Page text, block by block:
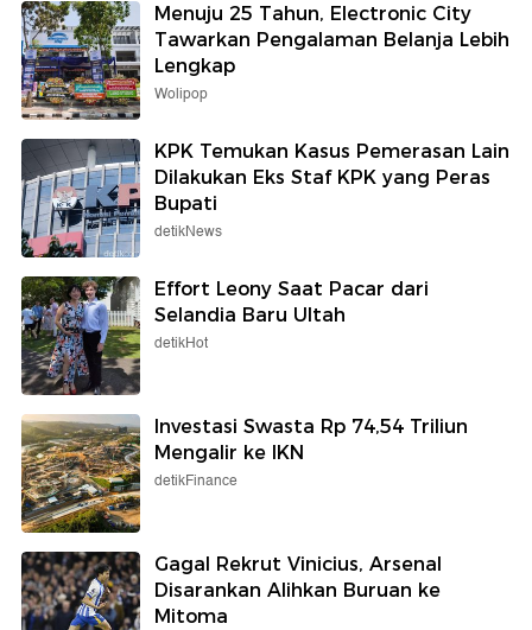
Menuju 25 Tahun, Electronic City
Tawarkan Pengalaman Belanja Lebih
Lengkap
Wolipop
KPK Temukan Kasus Pemerasan Lain
Dilakukan Eks Staf KPK yang Peras
Bupati
detikNews
Effort Leony Saat Pacar dari
Selandia Baru Ultah
detikHot
Investasi Swasta Rp 74,54 Triliun
Mengalir ke IKN
detikFinance
Gagal Rekrut Vinicius, Arsenal
Disarankan Alihkan Buruan ke
Mitoma